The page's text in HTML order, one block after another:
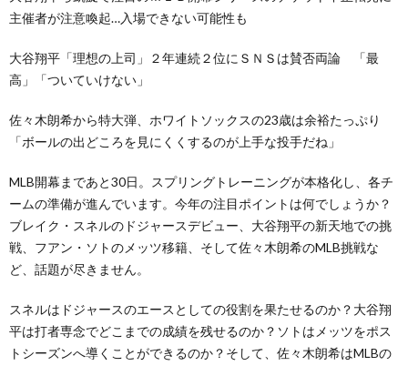
主催者が注意喚起…入場できない可能性も
大谷翔平「理想の上司」２年連続２位にＳＮＳは賛否両論 「最
高」「ついていけない」
佐々木朗希から特大弾、ホワイトソックスの23歳は余裕たっぷり
「ボールの出どころを見にくくするのが上手な投手だね」
MLB開幕まであと30日。スプリングトレーニングが本格化し、各チ
ームの準備が進んでいます。今年の注目ポイントは何でしょうか？
ブレイク・スネルのドジャースデビュー、大谷翔平の新天地での挑
戦、フアン・ソトのメッツ移籍、そして佐々木朗希のMLB挑戦な
ど、話題が尽きません。
スネルはドジャースのエースとしての役割を果たせるのか？大谷翔
平は打者専念でどこまでの成績を残せるのか？ソトはメッツをポス
トシーズンへ導くことができるのか？そして、佐々木朗希はMLBの